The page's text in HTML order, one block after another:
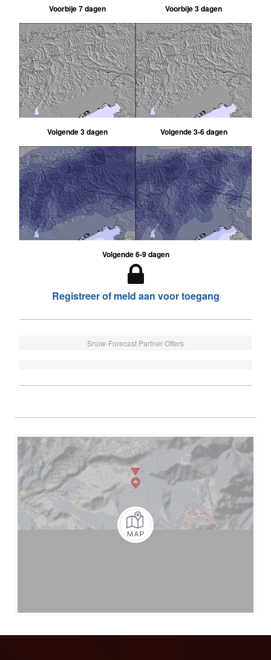
Voorbije 7 dagen Voorbije 3 dagen
Volgende 3 dagen Volgende 3-6 dagen
Volgende 6-9 dagen
Registreer of meld aan voor toegang
Snow-Forecast Partner Offers